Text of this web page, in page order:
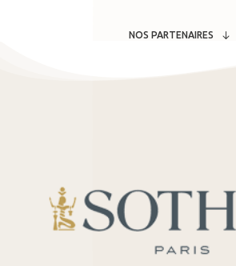
NOS PARTENAIRES